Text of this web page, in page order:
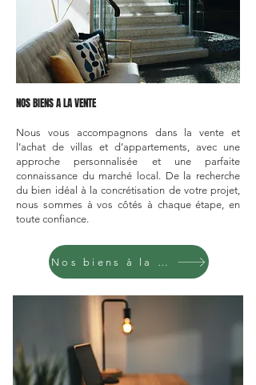
NOS BIENS A LA VENTE
Nous vous accompagnons dans la vente et
l’achat de villas et d’appartements, avec une
approche personnalisée et une parfaite
connaissance du marché local. De la recherche
du bien idéal à la concrétisation de votre projet,
nous sommes à vos côtés à chaque étape, en
toute confiance.
Nos biens à la vente